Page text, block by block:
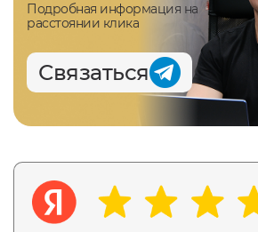
Подробная информация на
расстоянии клика
Связаться